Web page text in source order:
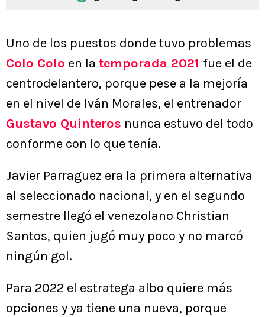
Uno de los puestos donde tuvo problemas
Colo Colo en la temporada 2021 fue el de
centrodelantero, porque pese a la mejoría
en el nivel de Iván Morales, el entrenador
Gustavo Quinteros nunca estuvo del todo
conforme con lo que tenía.
Javier Parraguez era la primera alternativa
al seleccionado nacional, y en el segundo
semestre llegó el venezolano Christian
Santos, quien jugó muy poco y no marcó
ningún gol.
Para 2022 el estratega albo quiere más
opciones y ya tiene una nueva, porque